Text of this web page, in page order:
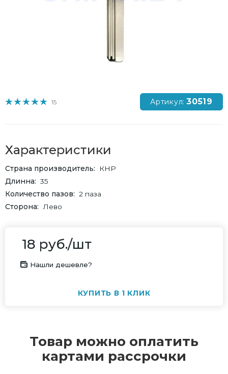
15 Артикул: 30519
Характеристики
Страна производитель
КНР
Длинна
35
Количество пазов
2 паза
Сторона
Лево
18 руб./шт
Нашли дешевле?
КУПИТЬ В 1 КЛИК
Товар можно оплатить
картами рассрочки